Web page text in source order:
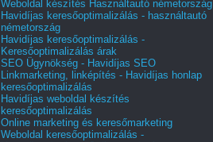
Weboldal készítés Használtautó németország
Havidíjas keresőoptimalizálás - használtautó
németország
Havidíjas keresőoptimalizálás -
Keresőoptimalizálás árak
SEO Ügynökség - Havidíjas SEO
Linkmarketing, linképítés - Havidíjas honlap
keresőoptimalizálás
Havidíjas weboldal készítés
keresőoptimalizálás
Online marketing és keresőmarketing
Weboldal keresőoptimalizálás -